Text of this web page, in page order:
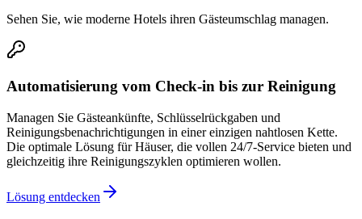
Sehen Sie, wie moderne Hotels ihren Gästeumschlag managen.
Automatisierung vom Check-in bis zur Reinigung
Managen Sie Gästeankünfte, Schlüsselrückgaben und
Reinigungsbenachrichtigungen in einer einzigen nahtlosen Kette.
Die optimale Lösung für Häuser, die vollen 24/7-Service bieten und
gleichzeitig ihre Reinigungszyklen optimieren wollen.
Lösung entdecken